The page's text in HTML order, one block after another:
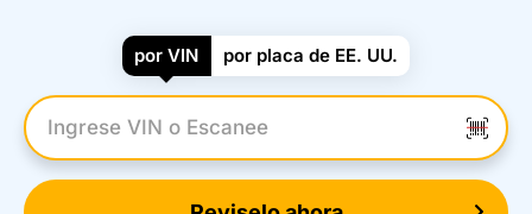
por VIN por placa de EE. UU.
Introduzca el VIN